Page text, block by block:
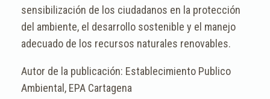
sensibilización de los ciudadanos en la protección
del ambiente, el desarrollo sostenible y el manejo
adecuado de los recursos naturales renovables.
Establecimiento Publico
Ambiental, EPA Cartagena